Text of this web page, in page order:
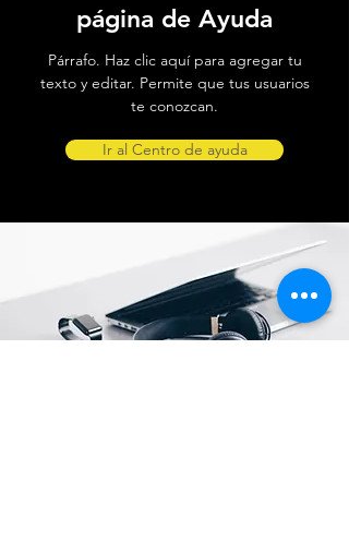
página de Ayuda
Párrafo. Haz clic aquí para agregar tu
texto y editar. Permite que tus usuarios
te conozcan.
Ir al Centro de ayuda